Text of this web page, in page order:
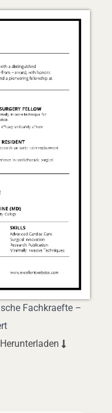
Fachkraefte –
Herunterladen